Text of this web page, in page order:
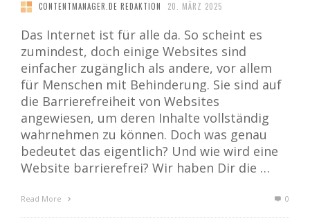
CONTENTMANAGER.DE REDAKTION 20. MÄRZ 2025
Das Internet ist für alle da. So scheint es
zumindest, doch einige Websites sind
einfacher zugänglich als andere, vor allem
für Menschen mit Behinderung. Sie sind auf
die Barrierefreiheit von Websites
angewiesen, um deren Inhalte vollständig
wahrnehmen zu können. Doch was genau
bedeutet das eigentlich? Und wie wird eine
Website barrierefrei? Wir haben Dir die …
Read More 0